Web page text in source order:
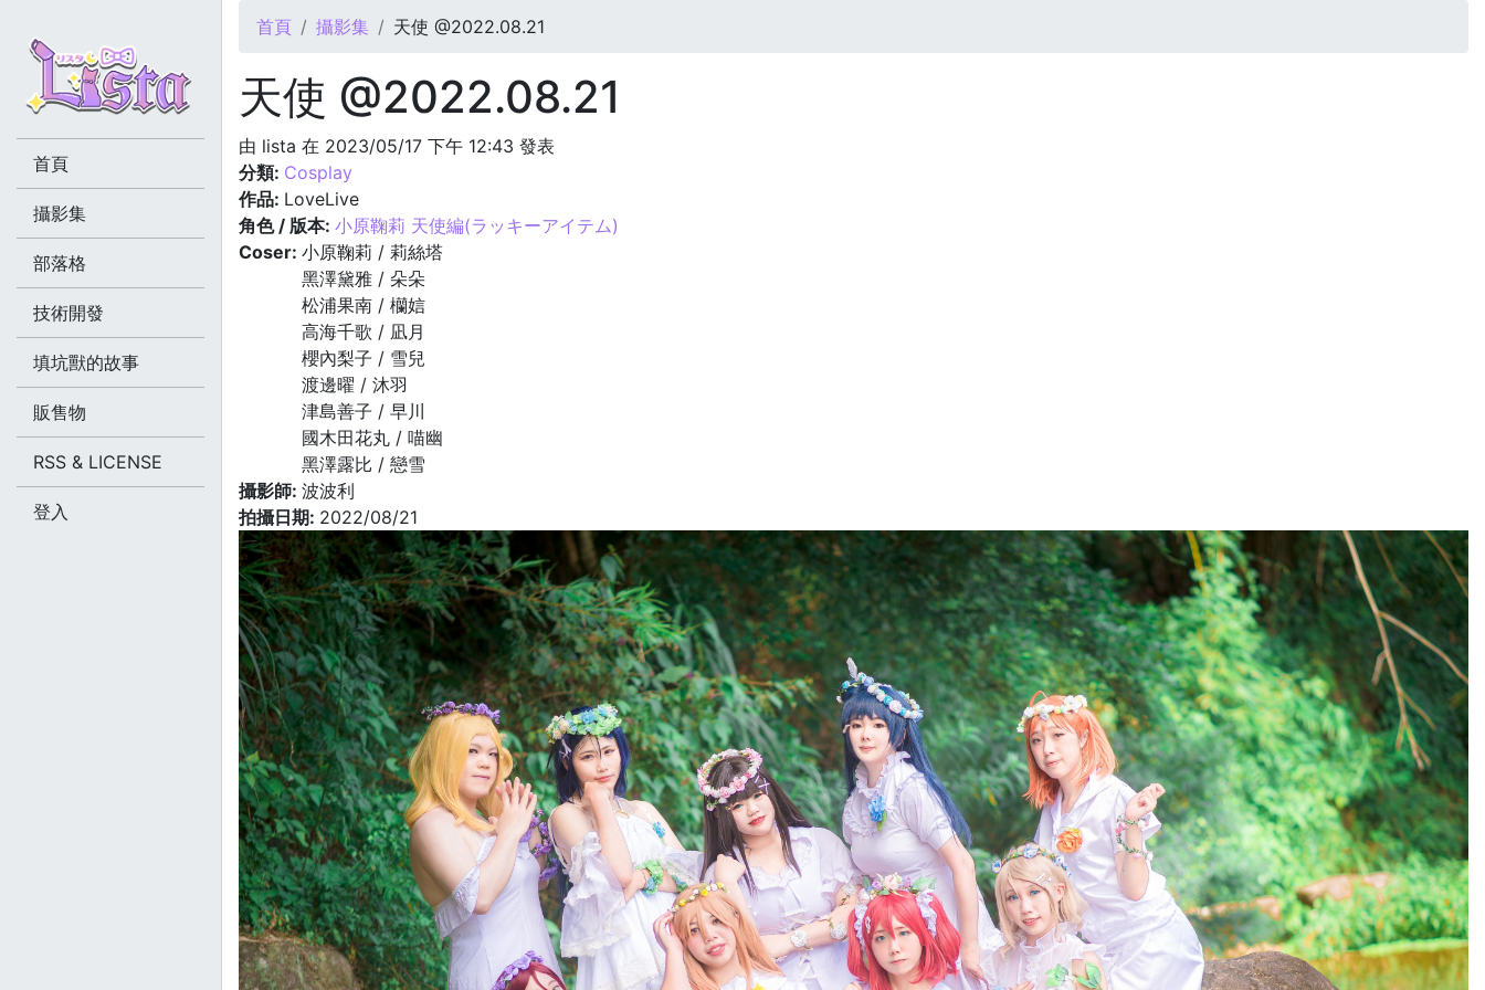
您在這裡
首頁 攝影集 天使 @2022.08.21
天使 @2022.08.21
由 lista 在 2023/05/17 下午 12:43 發表
分類: Cosplay
作品: LoveLive
角色 / 版本: 小原鞠莉 天使編(ラッキーアイテム)
Coser: 小原鞠莉 / 莉絲塔
黑澤黛雅 / 朵朵
松浦果南 / 欗娮
高海千歌 / 凪月
櫻內梨子 / 雪兒
渡邊曜 / 沐羽
津島善子 / 早川
國木田花丸 / 喵幽
黑澤露比 / 戀雪
攝影師: 波波利
拍攝日期: 2022/08/21
首頁
攝影集
部落格
技術開發
填坑獸的故事
販售物
RSS & LICENSE
登入